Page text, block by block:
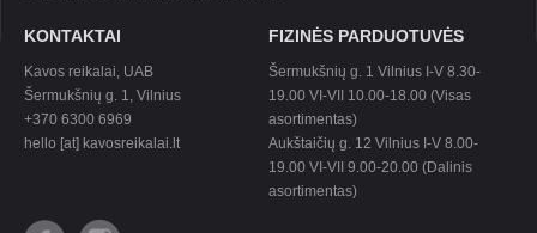
KONTAKTAI
Kavos reikalai, UAB
Šermukšnių g. 1, Vilnius
+370 6300 6969
hello [at] kavosreikalai.lt
FIZINĖS PARDUOTUVĖS
Šermukšnių g. 1 Vilnius I-V 8.30-
19.00 VI-VII 10.00-18.00 (Visas
asortimentas)
Aukštaičių g. 12 Vilnius I-V 8.00-
19.00 VI-VII 9.00-20.00 (Dalinis
asortimentas)